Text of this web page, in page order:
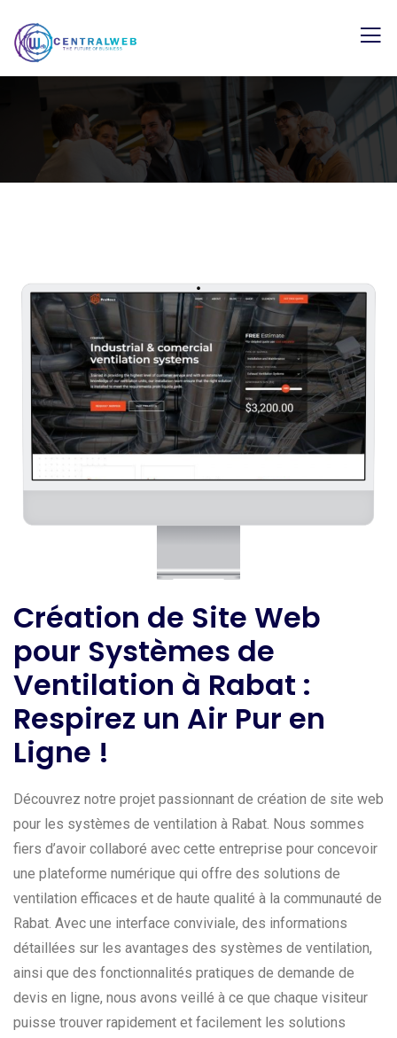
Création de Site Web
pour Systèmes de
Ventilation à Rabat :
Respirez un Air Pur en
Ligne !
Découvrez notre projet passionnant de création de site web
pour les systèmes de ventilation à Rabat. Nous sommes
fiers d’avoir collaboré avec cette entreprise pour concevoir
une plateforme numérique qui offre des solutions de
ventilation efficaces et de haute qualité à la communauté de
Rabat. Avec une interface conviviale, des informations
détaillées sur les avantages des systèmes de ventilation,
ainsi que des fonctionnalités pratiques de demande de
devis en ligne, nous avons veillé à ce que chaque visiteur
puisse trouver rapidement et facilement les solutions